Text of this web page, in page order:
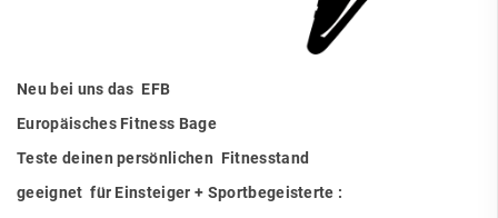
Neu bei uns das EFB
Europäisches Fitness Bage
Teste deinen persönlichen Fitnesstand
geeignet für Einsteiger + Sportbegeisterte :